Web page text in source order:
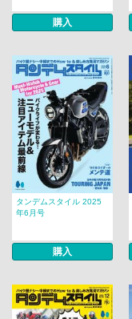
購入
タンデムスタイル 2025
年6月号
購入